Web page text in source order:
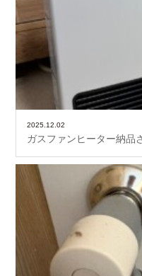
2025.12.02
ガスファンヒーター納品